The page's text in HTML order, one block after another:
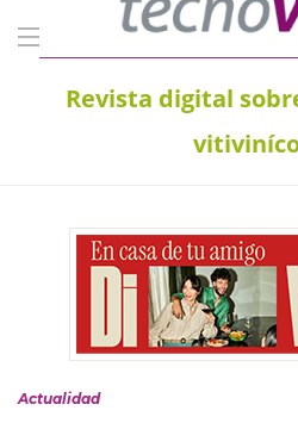
Revista digital
Actualidad